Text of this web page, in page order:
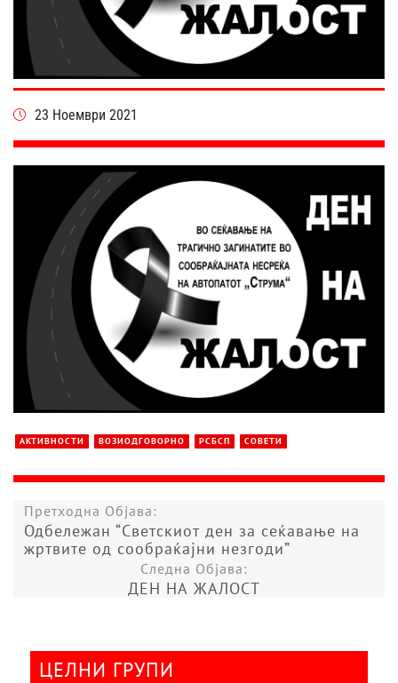
23 Ноември 2021
АКТИВНОСТИ ВОЗИОДГОВОРНО РСБСП СОВЕТИ
Претходна Објава:
Одбележан “Светскиот ден за сеќавање на
жртвите од сообраќајни незгоди”
Следна Објава:
ДЕН НА ЖАЛОСТ
ЦЕЛНИ ГРУПИ